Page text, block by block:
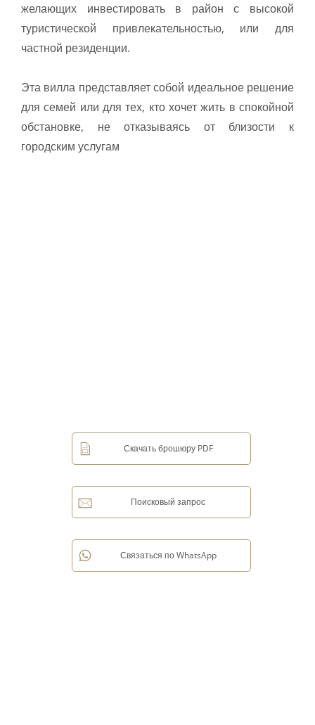
желающих инвестировать в район с высокой
туристической привлекательностью, или для
частной резиденции.
Эта вилла представляет собой идеальное решение
для семей или для тех, кто хочет жить в спокойной
обстановке, не отказываясь от близости к
городским услугам
Скачать брошюру PDF
Поисковый запрос
Связаться по WhatsApp